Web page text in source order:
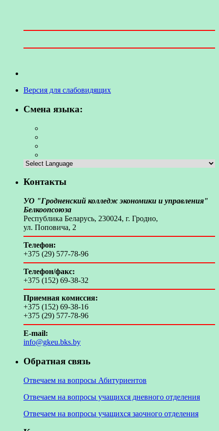
Версия для слабовидящих
Смена языка:
Контакты
УО "Гродненский колледж экономики и управления"
Белкоопсоюза
Республика Беларусь, 230024, г. Гродно,
ул. Поповича, 2
Телефон:
+375 (29) 577-78-96
Телефон/факс:
+375 (152) 69-38-32
Приемная комиссия:
+375 (152) 69-38-16
+375 (29) 577-78-96
E-mail:
info@gkeu.bks.by
Обратная связь
Отвечаем на вопросы Абитуриентов
Отвечаем на вопросы учащихся дневного отделения
Отвечаем на вопросы учащихся заочного отделения